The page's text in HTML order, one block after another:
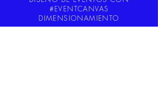
#EVENTCANVAS
DIMENSIONAMIENTO